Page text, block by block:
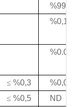
%99,3
%0,15
%0.09
≤ %0,3
%0,07
≤ %0,5
ND